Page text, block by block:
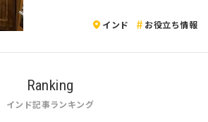
インド お役立ち情報
Ranking
インド記事ランキング